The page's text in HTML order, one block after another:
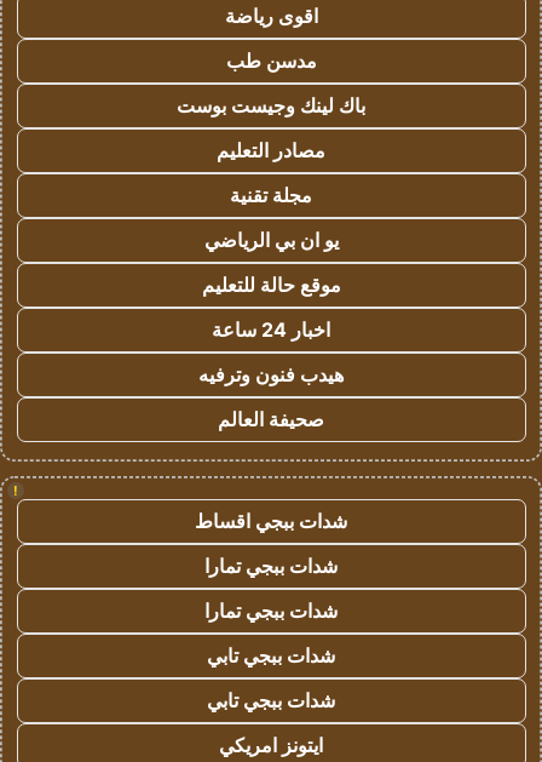
اقوى رياضة
مدسن طب
باك لينك وجيست بوست
مصادر التعليم
مجلة تقنية
يو ان بي الرياضي
موقع حالة للتعليم
اخبار 24 ساعة
هيدب فنون وترفيه
صحيفة العالم
!
شدات ببجي اقساط
شدات ببجي تمارا
شدات ببجي تمارا
شدات ببجي تابي
شدات ببجي تابي
ايتونز امريكي